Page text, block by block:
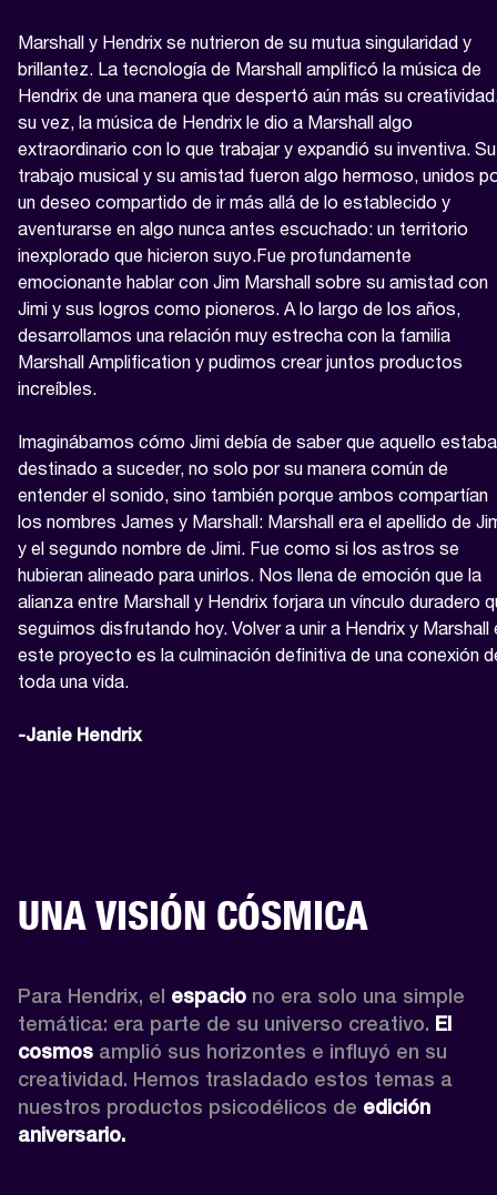
Marshall y Hendrix se nutrieron de su mutua singularidad y
brillantez. La tecnología de Marshall amplificó la música de
Hendrix de una manera que despertó aún más su
su vez, la música de Hendrix le dio a Marshall algo
extraordinario con lo que trabajar y expandió su inventiva. Su
trabajo musical y su amistad fueron algo hermoso, unidos
un deseo compartido de ir más allá de lo establecido y
aventurarse en algo nunca antes escuchado: un territorio
inexplorado que hicieron suyo.Fue profundamente
emocionante hablar con Jim Marshall sobre su amistad con
Jimi y sus logros como pioneros. A lo largo de los años,
desarrollamos una relación muy estrecha con la familia
Marshall Amplification y pudimos crear juntos productos
increíbles.
Imaginábamos cómo Jimi debía de saber que aquello estaba
destinado a suceder, no solo por su manera común de
entender el sonido, sino también porque ambos compartían
los nombres James y Marshall: Marshall era el apellido de
y el segundo nombre de Jimi. Fue como si los astros se
hubieran alineado para unirlos. Nos llena de emoción que la
alianza entre Marshall y Hendrix forjara un vínculo duradero
seguimos disfrutando hoy. Volver a unir a Hendrix y Marshall
este proyecto es la culminación definitiva de una conexión
toda una vida.
-Janie Hendrix
UNA VISIÓN CÓSMICA
Para Hendrix, el espacio no era solo una simple
temática: era parte de su universo creativo. El
cosmos amplió sus horizontes e influyó en su
creatividad. Hemos trasladado estos temas a
nuestros productos psicodélicos de edición
aniversario.